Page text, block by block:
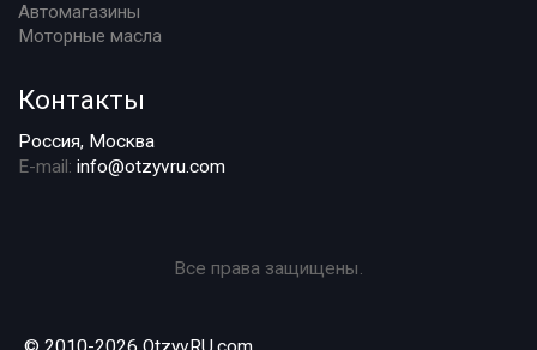
Автомагазины
Моторные масла
Контакты
Россия, Москва
E-mail: info@otzyvru.com
Все права защищены.